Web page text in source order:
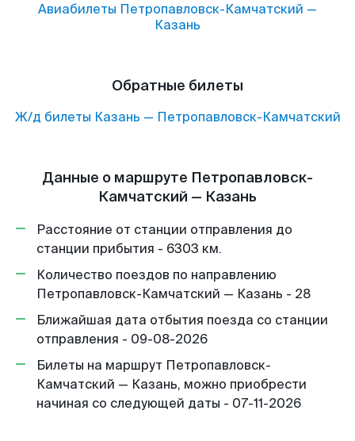
Авиабилеты Петропавловск-Камчатский —
Казань
Обратные билеты
Ж/д билеты Казань — Петропавловск-Камчатский
Данные о маршруте Петропавловск-
Камчатский — Казань
Расстояние от станции отправления до
станции прибытия - 6303 км.
Количество поездов по направлению
Петропавловск-Камчатский — Казань - 28
Ближайшая дата отбытия поезда со станции
отправления - 09-08-2026
Билеты на маршрут Петропавловск-
Камчатский — Казань, можно приобрести
начиная со следующей даты - 07-11-2026